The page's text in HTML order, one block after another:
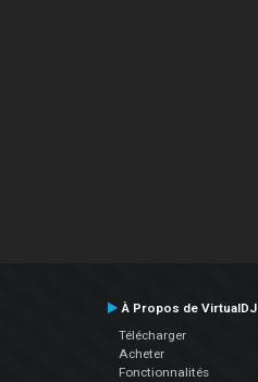
À Propos de VirtualDJ
Télécharger
Acheter
Fonctionnalités